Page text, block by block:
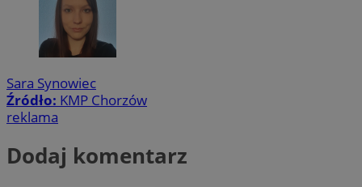
Sara Synowiec
Źródło: KMP Chorzów
reklama
Dodaj komentarz